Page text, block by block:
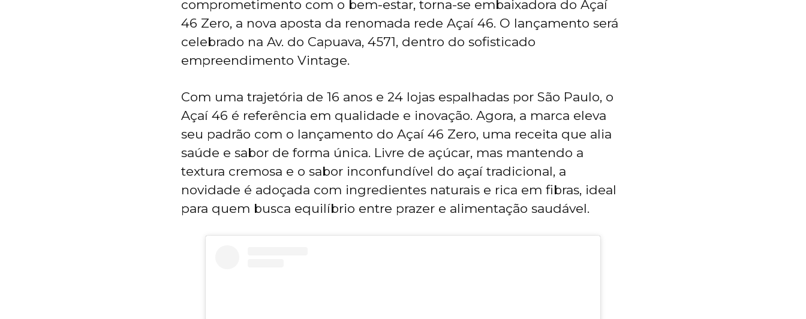
comprometimento com o bem-estar, torna-se embaixadora do Açaí
46 Zero, a nova aposta da renomada rede Açaí 46. O lançamento será
celebrado na Av. do Capuava, 4571, dentro do sofisticado
empreendimento Vintage.
Com uma trajetória de 16 anos e 24 lojas espalhadas por São Paulo, o
Açaí 46 é referência em qualidade e inovação. Agora, a marca eleva
seu padrão com o lançamento do Açaí 46 Zero, uma receita que alia
saúde e sabor de forma única. Livre de açúcar, mas mantendo a
textura cremosa e o sabor inconfundível do açaí tradicional, a
novidade é adoçada com ingredientes naturais e rica em fibras, ideal
para quem busca equilíbrio entre prazer e alimentação saudável.